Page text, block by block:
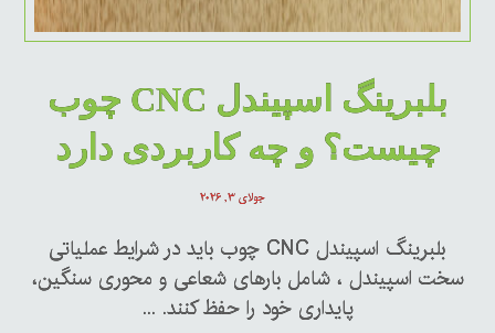
بلبرینگ اسپیندل CNC چوب
چیست؟ و چه کاربردی دارد
جولای ۳, ۲۰۲۶
بلبرینگ اسپیندل CNC چوب باید در شرایط عملیاتی
سخت اسپیندل ، شامل بارهای شعاعی و محوری سنگین،
پایداری خود را حفظ کنند. ...